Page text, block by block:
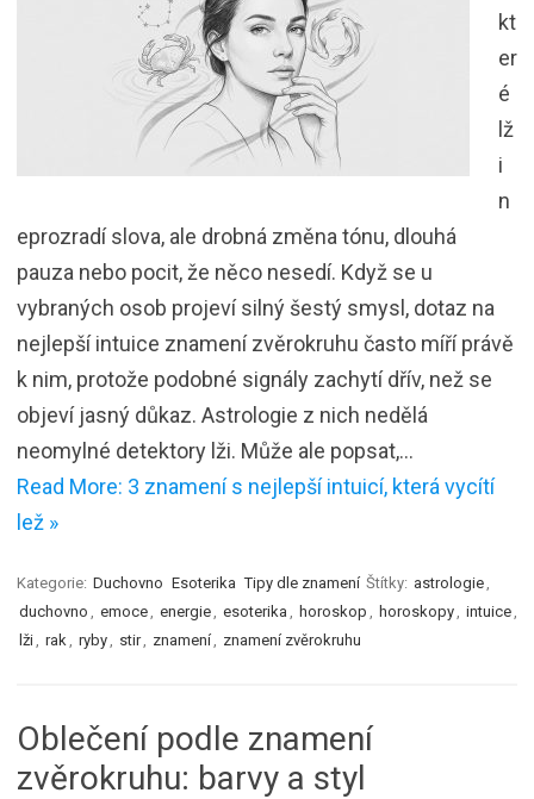
kt
er
é
lž
i
n
eprozradí slova, ale drobná změna tónu, dlouhá
pauza nebo pocit, že něco nesedí. Když se u
vybraných osob projeví silný šestý smysl, dotaz na
nejlepší intuice znamení zvěrokruhu často míří právě
k nim, protože podobné signály zachytí dřív, než se
objeví jasný důkaz. Astrologie z nich nedělá
neomylné detektory lži. Může ale popsat,…
Read More: 3 znamení s nejlepší intuicí, která vycítí
lež »
Kategorie: Duchovno Esoterika Tipy dle znamení Štítky: astrologie
duchovno
emoce energie esoterika horoskop horoskopy intuice
lži
rak ryby stir znamení znamení zvěrokruhu
Oblečení podle znamení
zvěrokruhu: barvy a styl